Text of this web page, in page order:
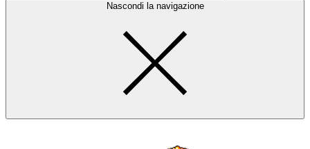
Nascondi la navigazione